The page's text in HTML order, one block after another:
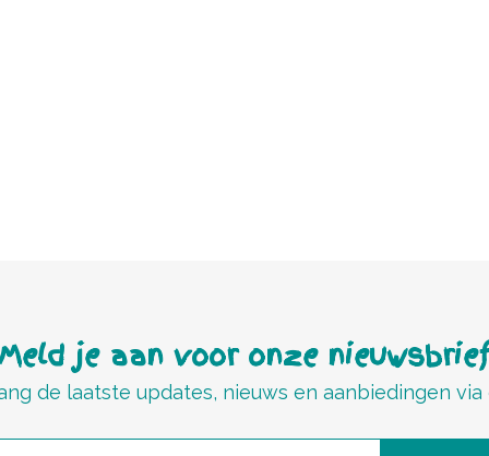
je aan voor onze
de laatste updates, nieuws en aanbiedingen via